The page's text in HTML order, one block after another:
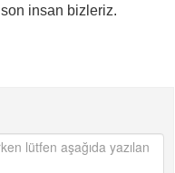
insan bizleriz.